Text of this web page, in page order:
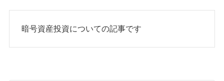
暗号資産投資についての記事です